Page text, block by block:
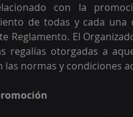
con la
de todas y cada una
Reglamento. El
regalías otorgadas a
normas y condiciones